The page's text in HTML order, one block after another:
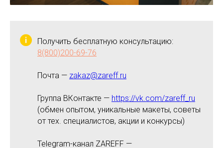
Получить бесплатную консультацию:
8(800)200-69-76
Почта — zakaz@zareff.ru
Группа ВКонтакте — https://vk.com/zareff_ru
(обмен опытом, уникальные макеты, советы
от тех. специалистов, акции и конкурсы)
Telegram-канал ZAREFF —